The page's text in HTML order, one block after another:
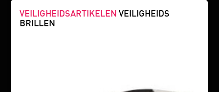
VEILIGHEIDSARTIKELEN VEILIGHEIDS
BRILLEN